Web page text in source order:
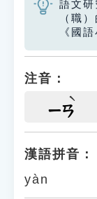
語文研
（職
《國
注音：
ㄧㄢ
漢語拼音：
yàn